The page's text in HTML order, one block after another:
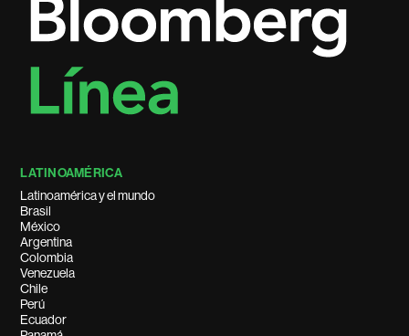
LATINOAMÉRICA
Latinoamérica y el mundo
Brasil
México
Argentina
Colombia
Venezuela
Chile
Perú
Ecuador